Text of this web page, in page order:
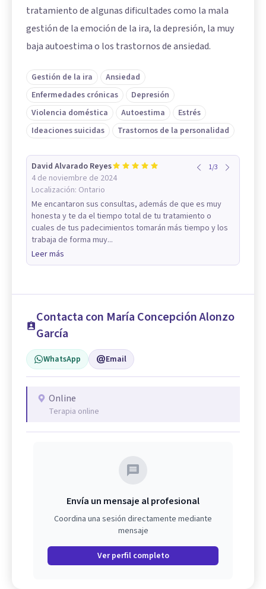
tratamiento de algunas dificultades como la mala
gestión de la emoción de la ira, la depresión, la muy
baja autoestima o los trastornos de ansiedad.
Gestión de la ira
Ansiedad
Enfermedades crónicas
Depresión
Violencia doméstica
Autoestima
Estrés
Ideaciones suicidas
Trastornos de la personalidad
David Alvarado Reyes
4 de noviembre de 2024
Localización: Ontario
1/3
Me encantaron sus consultas, además de que es muy
honesta y te da el tiempo total de tu tratamiento o
cuales de tus padecimientos tomarán más tiempo y los
trabaja de forma muy...
Leer más
Contacta con María Concepción Alonzo
García
WhatsApp Email
Online
Terapia online
Envía un mensaje al profesional
Coordina una sesión directamente mediante
mensaje
Ver perfil completo